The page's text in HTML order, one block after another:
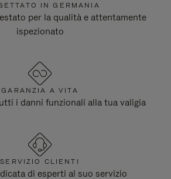
IN GERMANIA
per la qualità e attentamente
ispezionato
GARANZIA A VITA
i danni funzionali alla tua valigia
SERVIZIO CLIENTI
di esperti al suo servizio